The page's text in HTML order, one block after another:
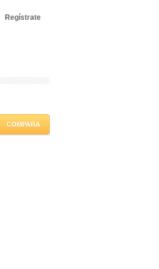
Regístrate
COMPARA